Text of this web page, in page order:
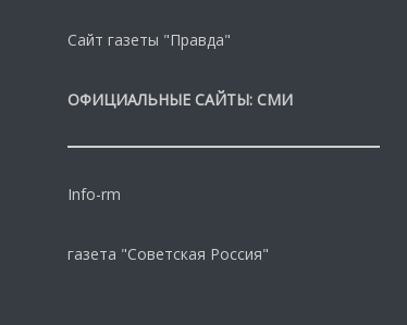
Сайт газеты "Правда"
ОФИЦИАЛЬНЫЕ САЙТЫ: СМИ
Info-rm
газета "Советская Россия"